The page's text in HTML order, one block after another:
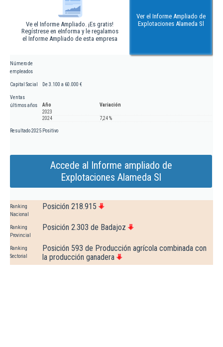
Ve el Informe Ampliado. ¡Es gratis!
Regístrese en eInforma y le regalamos
el Informe Ampliado de esta empresa
Ver el Informe Ampliado de
Explotaciones Alameda Sl
Número de
empleados
Capital Social De 3.100 a 60.000 €
Ventas
últimos años
Año
Variación
2023
2024
7,24 %
Resultado 2025 Positivo
Accede al Informe ampliado de
Explotaciones Alameda Sl
Ranking
Nacional
Posición 218.915
Ranking
Provincial
Posición 2.303 de Badajoz
Ranking
Sectorial
Posición 593 de Producción agrícola combinada con
la producción ganadera